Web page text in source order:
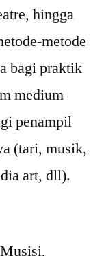
hingga
metode
bagi praktik
medium
penampil
(tari, musik,
art, dll).